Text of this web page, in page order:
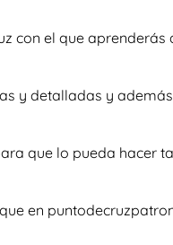
con el que
y detalladas y
que lo pueda hacer
en